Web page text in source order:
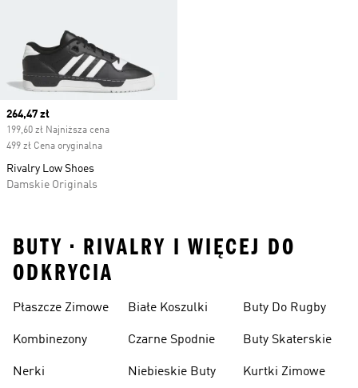
Current price
264,47 zł
199,60 zł Najniższa cena
499 zł Cena oryginalna
Rivalry Low Shoes
Damskie Originals
BUTY • RIVALRY I WIĘCEJ DO
ODKRYCIA
Płaszcze Zimowe
Kombinezony
Nerki
Białe Koszulki
Czarne Spodnie
Niebieskie Buty
Buty Do Rugby
Buty Skaterskie
Kurtki Zimowe